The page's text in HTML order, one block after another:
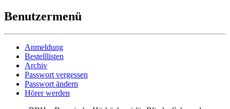
Benutzermenü
Anmeldung
Bestelllisten
Archiv
Passwort vergessen
Passwort ändern
Hörer werden